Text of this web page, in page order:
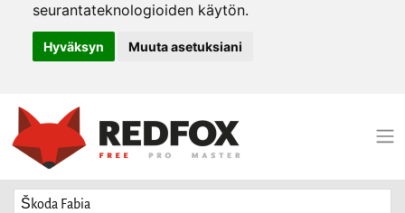
seurantateknologioiden käytön.
Hyväksyn Muuta asetuksiani